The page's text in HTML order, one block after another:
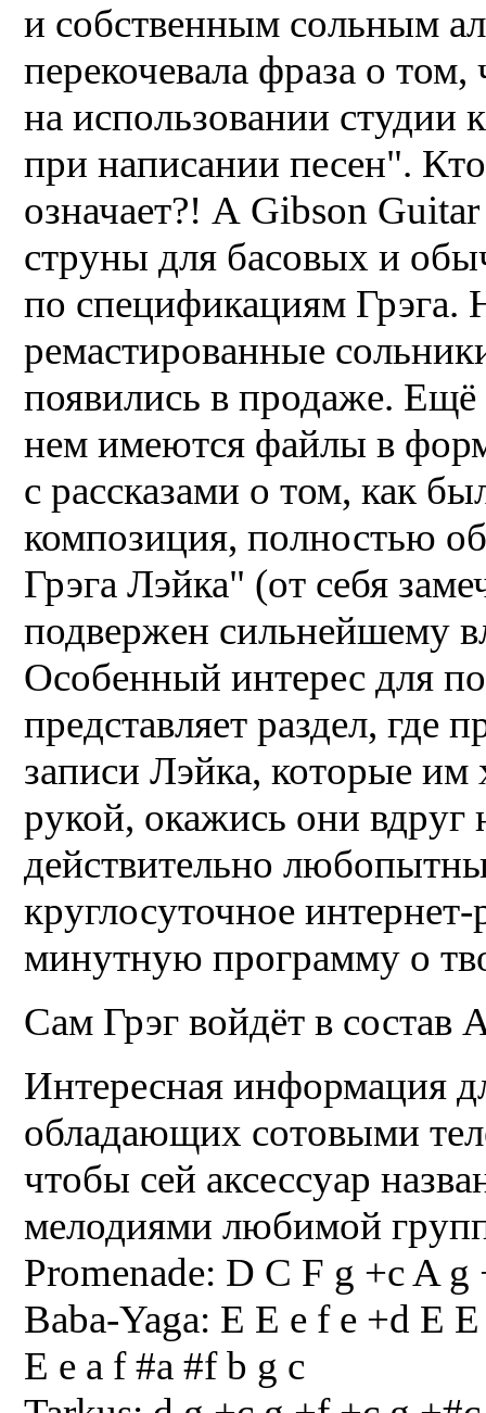
и собственным сольным
перекочевала фраза о
на использовании студии
при написании песен".
означает?! А Gibson
струны для басовых и
по спецификациям Грэга.
ремастированные
появились в продаже.
нем имеются файлы в
с рассказами о том, как
композиция, полностью
Грэга Лэйка" (от себя
подвержен сильнейшему
Особенный интерес для
представляет раздел,
записи Лэйка, которые им
рукой, окажись они вдруг
действительно
круглосуточное
минутную программу о
Сам Грэг войдёт в состав
Интересная информация
обладающих сотовыми
чтобы сей аксессуар
мелодиями любимой
Promenade: D C F g +c A
Baba-Yaga: E E e f e +d E
E e a f #a #f b g c